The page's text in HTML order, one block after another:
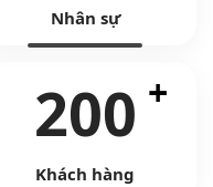
Nhân sự
200
Khách hàng